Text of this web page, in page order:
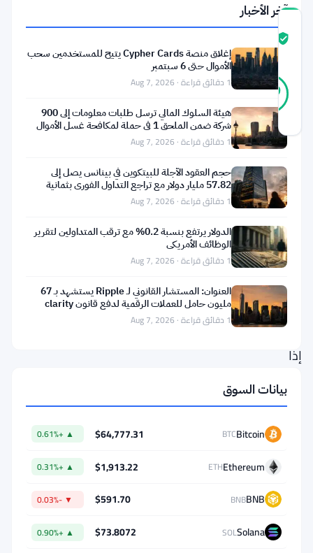
درجة
المجتمع
89
موثّق
أصوات
آخر تحديث 1 شهر مضت
يجب
طرح
السؤال
بصراحة:
الفائدة
من
الترخيص
التنظيمي
إذا
السوق
يهتم؟
الذي
حدث
آخر الأخبار
إغلاق منصة Cypher Cards يتيح للمستخدمين سحب
الأموال حتى 6 سبتمبر
1 دقائق قراءة · Aug 7, 2026
هيئة السلوك المالي ترسل طلبات معلومات إلى 900
شركة ضمن الملحق 1 في حملة لمكافحة غسل الأموال
1 دقائق قراءة · Aug 7, 2026
حجم العقود الآجلة للبيتكوين في بينانس يصل إلى
57.82 مليار دولار مع تراجع التداول الفوري بثمانية
أضعاف1 دقائق قراءة · Aug 7, 2026
الدولار يرتفع بنسبة 0.2% مع ترقب المتداولين لتقرير
الوظائف الأمريكي
1 دقائق قراءة · Aug 7, 2026
العنوان: المستشار القانوني لـ Ripple يستشهد بـ 67
مليون حامل للعملات الرقمية لدفع قانون clarity
1 دقائق قراءة · Aug 7, 2026
بيانات السوق
Bitcoin
BTC
$64,777.31
▲ +0.61%
Ethereum
ETH
$1,913.22
▲ +0.31%
BNB
BNB
$591.70
▼ -0.03%
Solana
SOL
$73.8072
▲ +0.90%